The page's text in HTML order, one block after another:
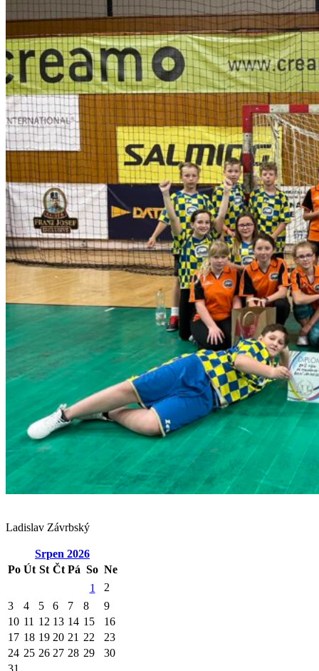
Ladislav Závrbský
Srpen 2026
Po Út St Čt Pá So Ne
1
2
3
4 5 6 7 8
9
10 11 12 13 14 15
16
17 18 19 20 21 22
23
24 25 26 27 28 29
30